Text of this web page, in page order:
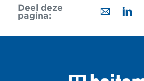
Deel deze
pagina: